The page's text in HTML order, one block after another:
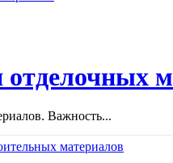
Важность...